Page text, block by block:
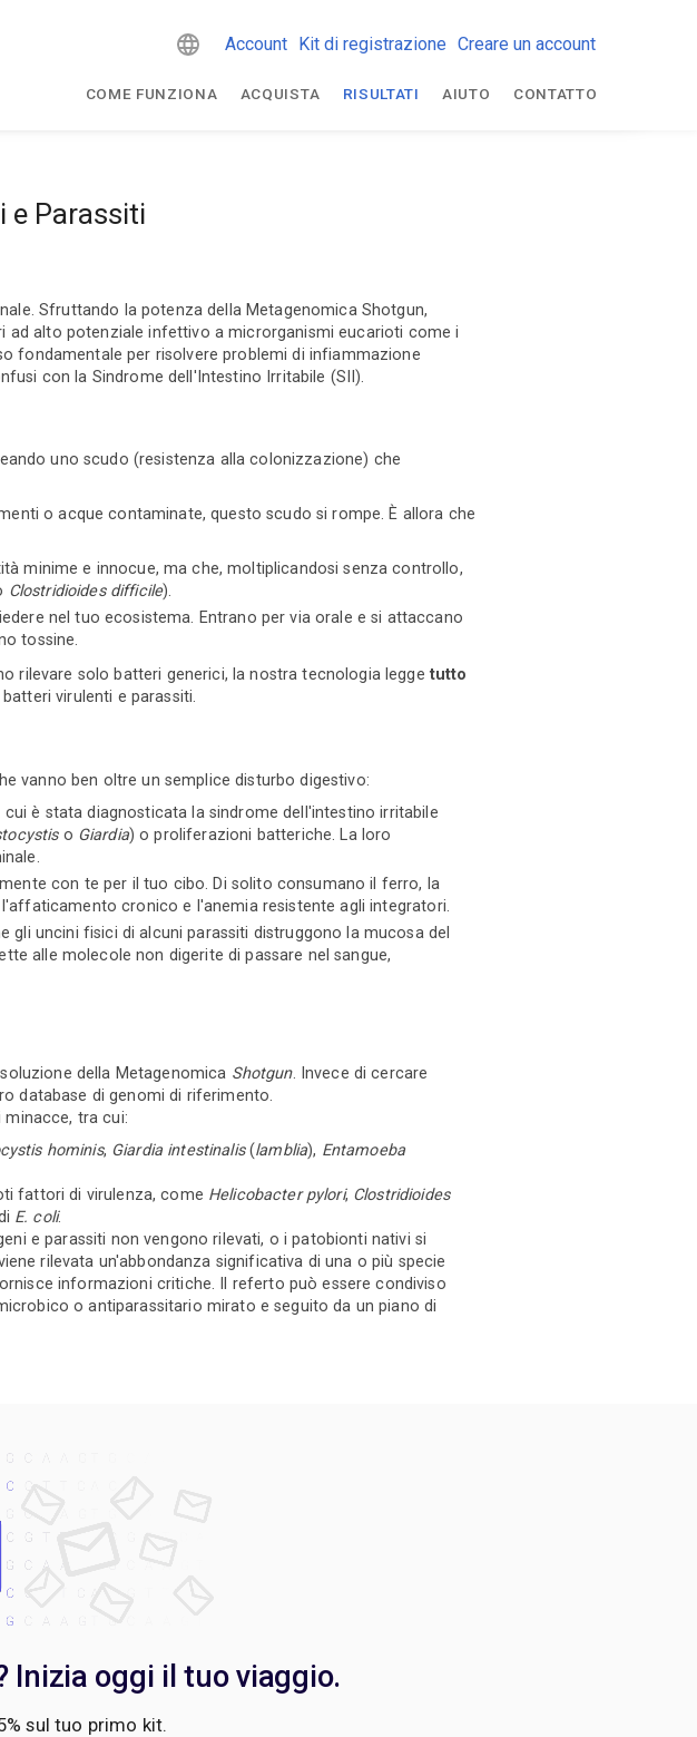
Account Kit di registrazione Creare un account
COME FUNZIONA ACQUISTA RISULTATI AIUTO CONTATTO
e Parassiti
Sfruttando la potenza della Metagenomica Shotgun,
ad alto potenziale infettivo a microrganismi eucarioti come i
fondamentale per risolvere problemi di infiammazione
con la Sindrome dell'Intestino Irritabile (SII).
uno scudo (resistenza alla colonizzazione) che
o acque contaminate, questo scudo si rompe. È allora che
minime e innocue, ma che, moltiplicandosi senza controllo,
Clostridioides difficile).
nel tuo ecosistema. Entrano per via orale e si attaccano
tossine.
rilevare solo batteri generici, la nostra tecnologia legge tutto
virulenti e parassiti.
vanno ben oltre un semplice disturbo digestivo:
cui è stata diagnosticata la sindrome dell'intestino irritabile
o Giardia) o proliferazioni batteriche. La loro
con te per il tuo cibo. Di solito consumano il ferro, la
cronico e l'anemia resistente agli integratori.
gli uncini fisici di alcuni parassiti distruggono la mucosa del
alle molecole non digerite di passare nel sangue,
della Metagenomica Shotgun. Invece di cercare
database di genomi di riferimento.
tra cui:
hominis, Giardia intestinalis(lamblia), Entamoeba
fattori di virulenza, come Helicobacter pylori, Clostridioides
E. coli.
e parassiti non vengono rilevati, o i patobionti nativi si
rilevata un'abbondanza significativa di una o più specie
informazioni critiche. Il referto può essere condiviso
o antiparassitario mirato e seguito da un piano di
Inizia oggi il tuo viaggio.
sul tuo primo kit.